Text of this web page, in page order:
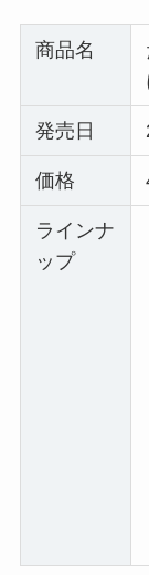
商品名
発売日
価格
ラインナ
ップ